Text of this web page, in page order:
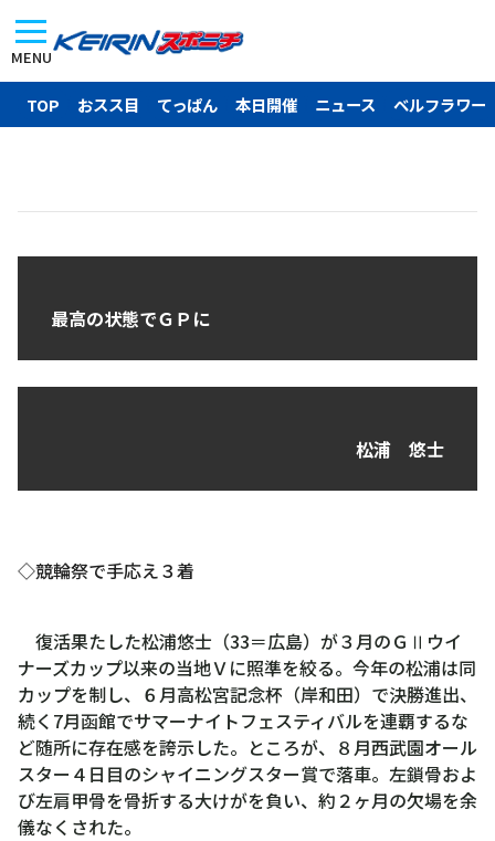
MENU
TOP おスス目 てっぱん 本日開催 ニュース ベルフラワー
最高の状態でＧＰに
松浦 悠士
◇競輪祭で手応え３着
復活果たした松浦悠士（33＝広島）が３月のＧⅡウイ
ナーズカップ以来の当地Ｖに照準を絞る。今年の松浦は同
カップを制し、６月高松宮記念杯（岸和田）で決勝進出、
続く7月函館でサマーナイトフェスティバルを連覇するな
ど随所に存在感を誇示した。ところが、８月西武園オール
スター４日目のシャイニングスター賞で落車。左鎖骨およ
び左肩甲骨を骨折する大けがを負い、約２ヶ月の欠場を余
儀なくされた。